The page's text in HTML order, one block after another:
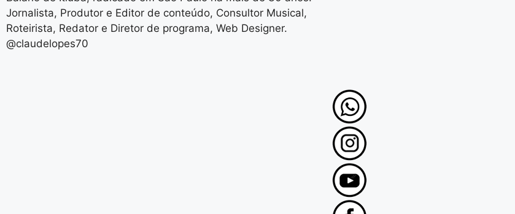
Jornalista, Produtor e Editor de conteúdo, Consultor Musical,
Roteirista, Redator e Diretor de programa, Web Designer.
@claudelopes70